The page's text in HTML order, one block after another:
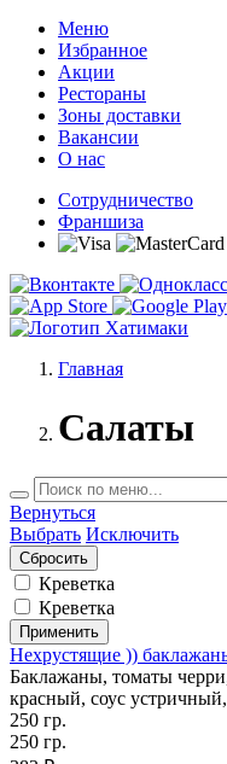
Меню
Избранное
Акции
Рестораны
Зоны доставки
Вакансии
О нас
Сотрудничество
Франшиза
Главная
Салаты
Вернуться
Выбрать Исключить
Креветка
Креветка
Применить
Нехрустящие ))
Баклажаны, томаты
красный, соус устричный,
250 гр.
250 гр.